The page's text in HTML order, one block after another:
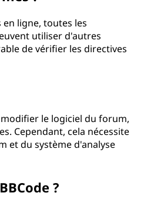
ligne, toutes les
utiliser d'autres
de vérifier les directives
le logiciel du forum,
Cependant, cela nécessite
et du système d'analyse
?